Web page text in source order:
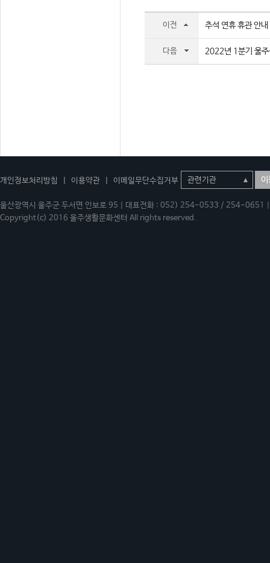
이전 추석 연휴 휴관 안내
다음 2022년 1분기 울주
개인정보처리방침 이용약관 이메일무단수집거부 이
울산광역시 울주군 두서면 인보로 95 | 대표전화 : 052) 254-0533 / 254-
Copyright(c) 2016 울주생활문화센터 All rights reserved.